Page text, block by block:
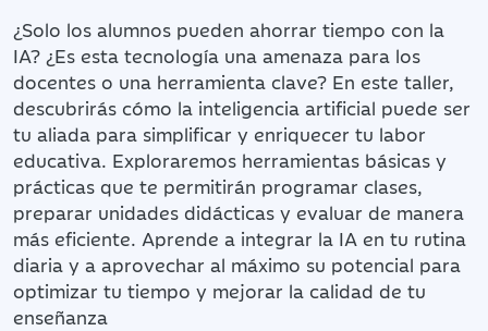
¿Solo los alumnos pueden ahorrar tiempo con la
IA? ¿Es esta tecnología una amenaza para los
docentes o una herramienta clave? En este taller,
descubrirás cómo la inteligencia artificial puede ser
tu aliada para simplificar y enriquecer tu labor
educativa. Exploraremos herramientas básicas y
prácticas que te permitirán programar clases,
preparar unidades didácticas y evaluar de manera
más eficiente. Aprende a integrar la IA en tu rutina
diaria y a aprovechar al máximo su potencial para
optimizar tu tiempo y mejorar la calidad de tu
enseñanza